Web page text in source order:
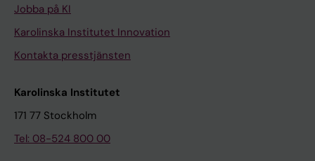
Jobba på KI
Karolinska Institutet Innovation
Kontakta presstjänsten
Karolinska Institutet
171 77 Stockholm
Tel: 08-524 800 00